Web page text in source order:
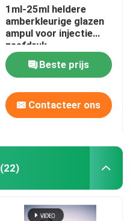
1ml-25ml heldere
amberkleurige glazen
ampul voor injectie
zeefdruk
Beste prijs
Contacteer ons
(22)